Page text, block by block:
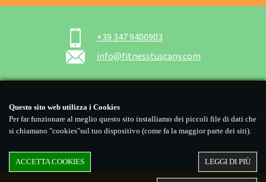
+39 347 9400903
info@fitnesstuscany.com
I tours sono organizzati in collaborazione conHill Town
Tours, Cortona